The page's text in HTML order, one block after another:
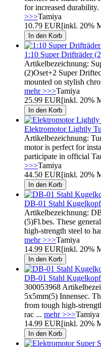
for increased
>>>Tamiya
10.79 EUR[inkl. 20%
1:10 Super Drifträder
Artikelbezeichnung:
(2)Oset+2 Super
mounted on stylish
mehr >>>Tamiya
25.99 EUR[inkl. 20%
Elektromotor Lightly
Artikelbezeichnung:
motor is perfect for
participate in official
>>>Tamiya
44.50 EUR[inkl. 20%
DB-01 Stahl
Artikelbezeichnung:
(5)Fl.bes. These
high-strength steel to
mehr >>>Tamiya
14.99 EUR[inkl. 20%
DB-01 Stahl
300053968
5x5mm(5) Innensec.
from tough high-
rac ... mehr >>>Tamiya
14.99 EUR[inkl. 20%